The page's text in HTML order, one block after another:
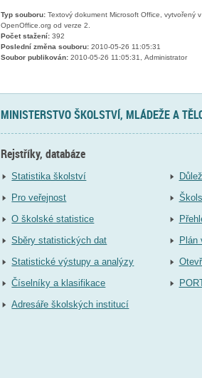
Typ souboru: Textový dokument Microsoft Office, vytvořený
OpenOffice.org od verze 2.
Počet stažení: 392
Poslední změna souboru: 2010-05-26 11:05:31
Soubor publikován: 2010-05-26 11:05:31, Administrator
MINISTERSTVO ŠKOLSTVÍ, MLÁDEŽE A
Rejstříky, databáze
Statistika školství
Pro veřejnost
O školské statistice
Sběry statistických dat
Statistické výstupy a analýzy
Číselníky a klasifikace
Adresáře školských institucí
Plán